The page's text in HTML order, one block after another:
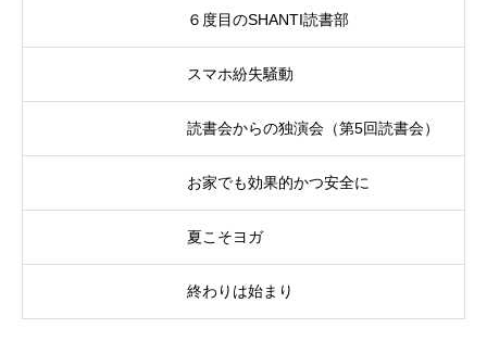
６度目のSHANTI読書部
スマホ紛失騒動
読書会からの独演会（第5回読書会）
お家でも効果的かつ安全に
夏こそヨガ
終わりは始まり